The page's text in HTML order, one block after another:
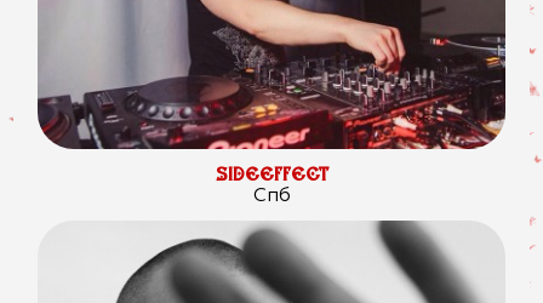
SIDEEFFECT
Спб